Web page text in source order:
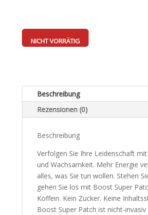
NICHT VORRÄTIG
Beschreibung
Rezensionen (0)
Beschreibung
Verfolgen Sie Ihre Leidenschaft mit
und Wachsamkeit. Mehr Energie
alles, was Sie tun wollen. Stehen
gehen Sie los mit Boost Super
Koffein. Kein Zucker. Keine
Boost Super Patch ist nicht-invasiv